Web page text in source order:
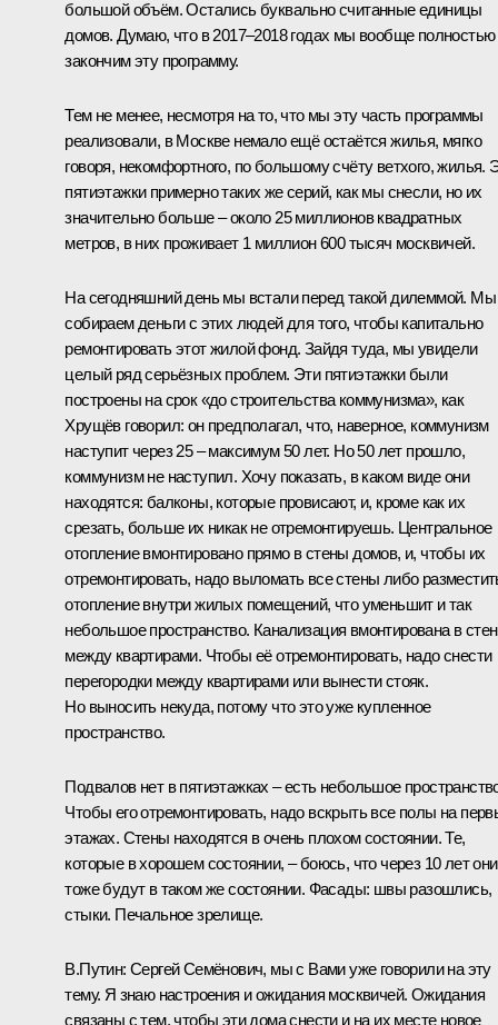
большой объём. Остались буквально считанные единицы
домов. Думаю, что в 2017–2018 годах мы вообще полностью
закончим эту программу.
Тем не менее, несмотря на то, что мы эту часть программы
реализовали, в Москве немало ещё остаётся жилья, мягко
говоря, некомфортного, по большому счёту ветхого, жилья.
пятиэтажки примерно таких же серий, как мы снесли, но их
значительно больше – около 25 миллионов квадратных
метров, в них проживает 1 миллион 600 тысяч москвичей.
На сегодняшний день мы встали перед такой дилеммой. Мы
собираем деньги с этих людей для того, чтобы капитально
ремонтировать этот жилой фонд. Зайдя туда, мы увидели
целый ряд серьёзных проблем. Эти пятиэтажки были
построены на срок «до строительства коммунизма», как
Хрущёв говорил: он предполагал, что, наверное, коммунизм
наступит через 25 – максимум 50 лет. Но 50 лет прошло,
коммунизм не наступил. Хочу показать, в каком виде они
находятся: балконы, которые провисают, и, кроме как их
срезать, больше их никак не отремонтируешь. Центральное
отопление вмонтировано прямо в стены домов, и, чтобы их
отремонтировать, надо выломать все стены либо
отопление внутри жилых помещений, что уменьшит и так
небольшое пространство. Канализация вмонтирована в
между квартирами. Чтобы её отремонтировать, надо снести
перегородки между квартирами или вынести стояк.
Но выносить некуда, потому что это уже купленное
пространство.
Подвалов нет в пятиэтажках – есть небольшое
Чтобы его отремонтировать, надо вскрыть все полы на
этажах. Стены находятся в очень плохом состоянии. Те,
которые в хорошем состоянии, – боюсь, что через 10 лет они
тоже будут в таком же состоянии. Фасады: швы разошлись,
стыки. Печальное зрелище.
В.Путин: Сергей Семёнович, мы с Вами уже говорили на эту
тему. Я знаю настроения и ожидания москвичей. Ожидания
связаны с тем, чтобы эти дома снести и на их месте новое